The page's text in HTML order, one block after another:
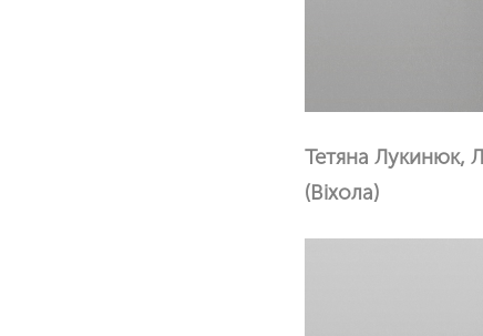
Тетяна Лукинюк,
(Віхола)